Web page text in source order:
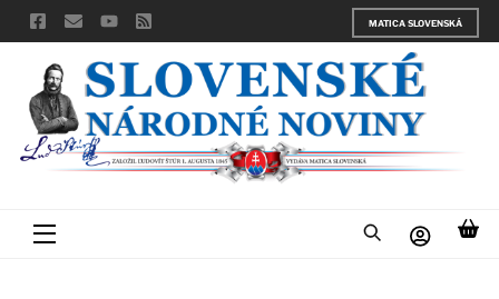
Skip
to
content
MATICA SLOVENSKÁ
Menu